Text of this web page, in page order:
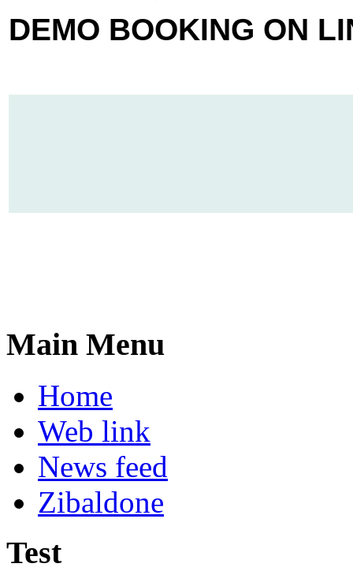
DEMO BOOKING ON
Main Menu
Home
Web link
News feed
Zibaldone
Test